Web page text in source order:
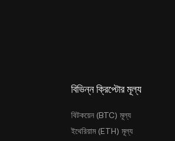
বিভিন্ন ক্রিপ্টোর মূল্য
বিটকয়েন (BTC) মূল্য
ইথেরিয়াম (ETH) মূল্য